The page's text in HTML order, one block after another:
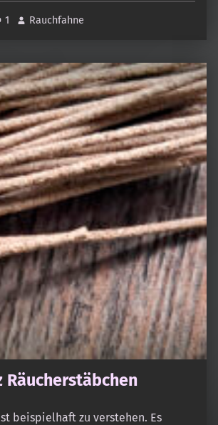
1 Rauchfahne
beispielhaft zu verstehen. Es